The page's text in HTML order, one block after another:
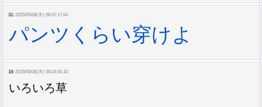
31: 2025/05/08(木) 08:37:17.64
パンツくらい穿けよ
18: 2025/05/08(木) 08:24:34.10
いろいろ草